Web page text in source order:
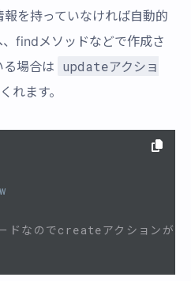
を持っていなければ自動的
、findメソッドなどで作成さ
る場合は updateアクショ
れます。
ドなのでcreateアクションが動